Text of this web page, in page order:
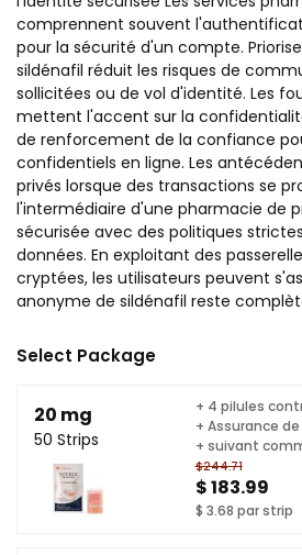
comprennent souvent
pour la sécurité d'un compte.
sildénafil réduit les risques de
sollicitées ou de vol d'identité. Les
mettent l'accent sur la
de renforcement de la confiance
confidentiels en ligne. Les
privés lorsque des transactions se
l'intermédiaire d'une pharmacie de
sécurisée avec des politiques
données. En exploitant des
cryptées, les utilisateurs peuvent
anonyme de sildénafil reste
Select Package
20 mg
50 Strips
$244.71
$ 183.99
$ 3.68 par strip
+ 4 pilules
+ Assurance
+ suivant